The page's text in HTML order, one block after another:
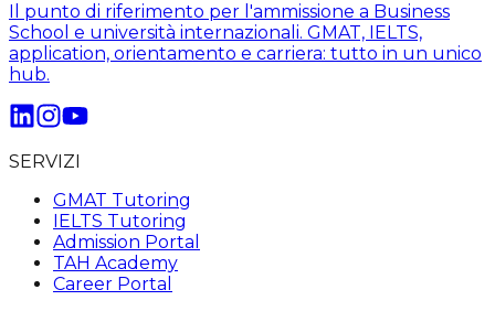
Il punto di riferimento per l'ammissione a Business
School e università internazionali. GMAT, IELTS,
application, orientamento e carriera: tutto in un unico
hub.
SERVIZI
GMAT Tutoring
IELTS Tutoring
Admission Portal
TAH Academy
Career Portal